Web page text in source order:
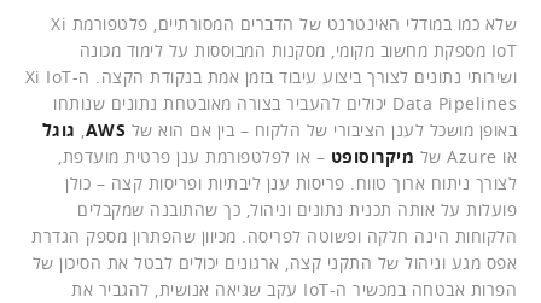
שלא כמו במודלי האינטרנט של הדברים המסורתיים, פלטפורמת Xi
IoT מספקת מחשוב מקומי, מסקנות המבוססות על לימוד מכונה
ושירותי נתונים לצורך ביצוע עיבוד בזמן אמת בנקודת הקצה. ה-Xi IoT
Data Pipelines יכולים להעביר בצורה מאובטחת נתונים שנותחו
באופן מושכל לענן הציבורי של הלקוח – בין אם הוא של AWS
, גוגל
או Azure של
מיקרוסופט – או לפלטפורמת ענן פרטית מועדפת,
לצורך ניתוח ארוך טווח. פריסות ענן ליבתיות ופריסות קצה – כולן
פועלות על אותה תכנית נתונים וניהול, כך שהתובנה שמקבלים
הלקוחות הינה חלקה ופשוטה לפריסה. מכיוון שהפתרון מספק הגדרת
אפס מגע וניהול של התקני קצה, ארגונים יכולים לבטל את הסיכון של
הפרות אבטחה במכשיר ה-IoT עקב שגיאה אנושית, להגביר את